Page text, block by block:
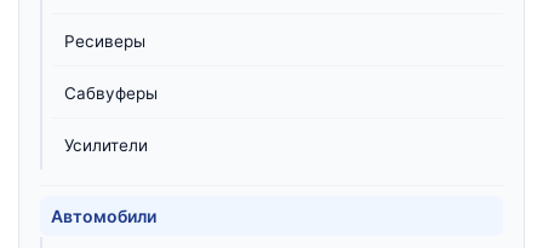
Ресиверы
Сабвуферы
Усилители
Автомобили